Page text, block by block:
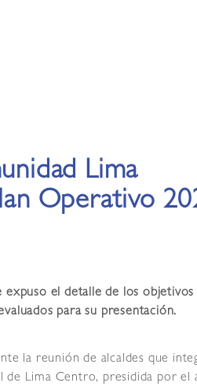
Lima
Operativo
el detalle de los objetivos
para su presentación.
la reunión de alcaldes que
de Lima Centro, presidida por el